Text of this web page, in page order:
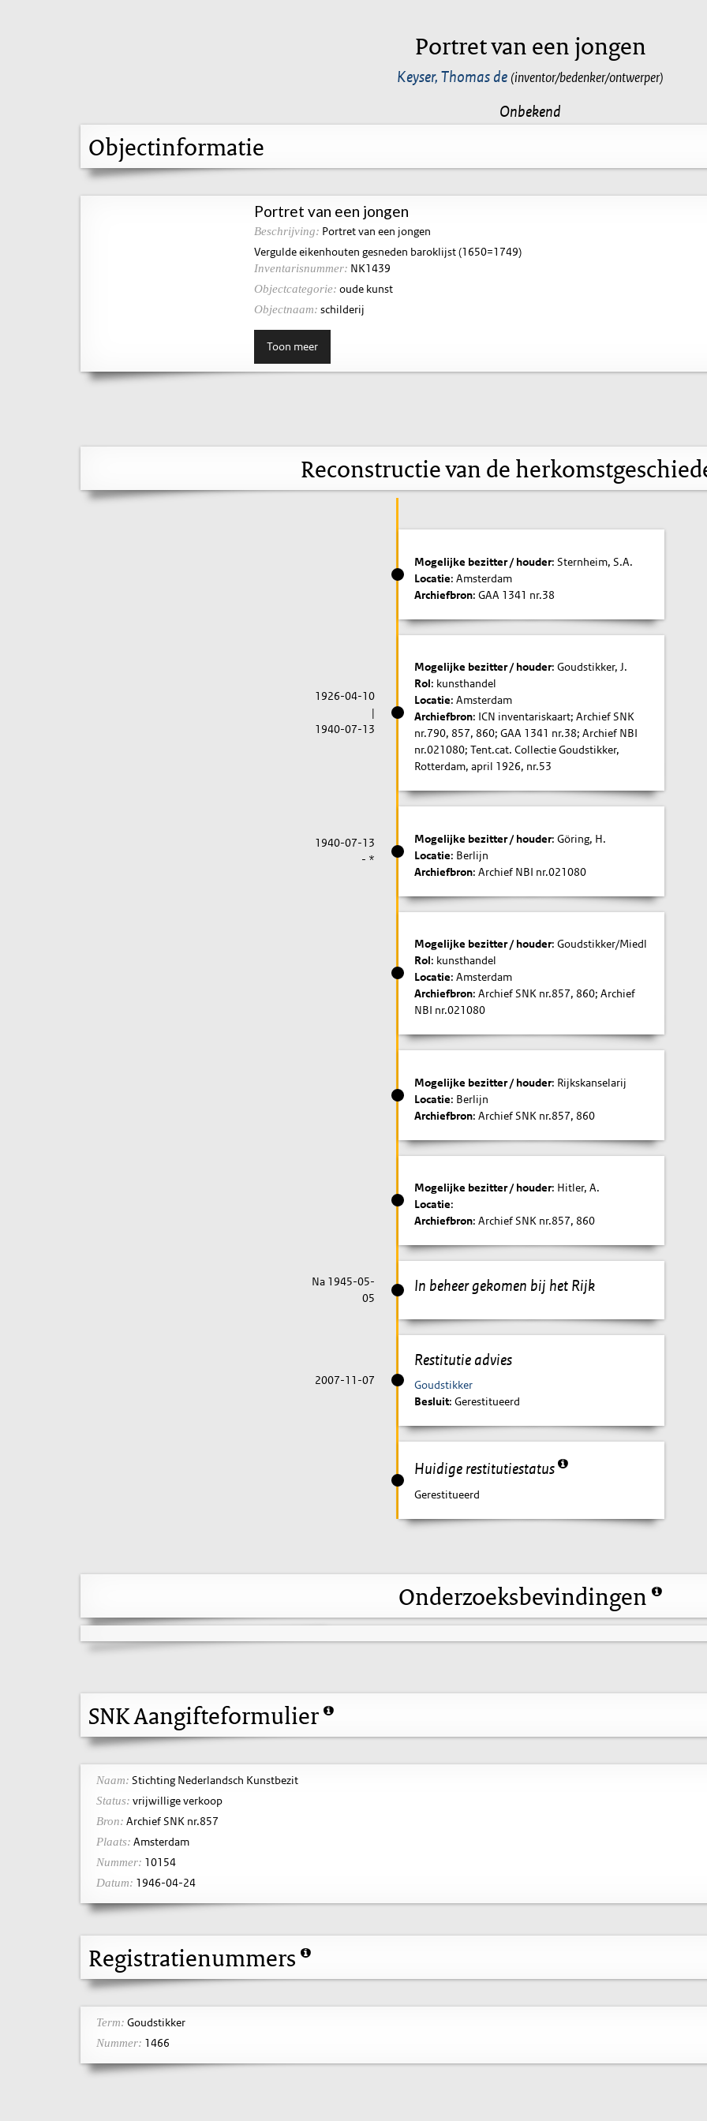
Portret van een jongen
Keyser, Thomas de (inventor/bedenker/ontwerper)
Onbekend
Objectinformatie
Portret van een jongen
Beschrijving: Portret van een jongen
Vergulde eikenhouten gesneden baroklijst (1650=1749)
Inventarisnummer: NK1439
Objectcategorie: oude kunst
Objectnaam: schilderij
Toon meer
Reconstructie van de
Mogelijke bezitter / houder: Sternheim, S.A.
Locatie: Amsterdam
Archiefbron: GAA 1341 nr.38
1926-04-10
|
1940-07-13
Mogelijke bezitter / houder: Goudstikker, J.
Rol: kunsthandel
Locatie: Amsterdam
Archiefbron: ICN inventariskaart; Archief SNK
nr.790, 857, 860; GAA 1341 nr.38; Archief NBI
nr.021080; Tent.cat. Collectie Goudstikker,
Rotterdam, april 1926, nr.53
1940-07-13
- *
Mogelijke bezitter / houder: Göring, H.
Locatie: Berlijn
Archiefbron: Archief NBI nr.021080
Mogelijke bezitter / houder: Goudstikker/Miedl
Rol: kunsthandel
Locatie: Amsterdam
Archiefbron: Archief SNK nr.857, 860; Archief
NBI nr.021080
Mogelijke bezitter / houder: Rijkskanselarij
Locatie: Berlijn
Archiefbron: Archief SNK nr.857, 860
Mogelijke bezitter / houder: Hitler, A.
Locatie:
Archiefbron: Archief SNK nr.857, 860
In beheer gekomen bij het Rijk
Na 1945-05-
05
Restitutie advies
2007-11-07
Goudstikker
Besluit: Gerestitueerd
Huidige restitutiestatus
Gerestitueerd
Onderzoeksbevindingen
SNK Aangifteformulier
Naam: Stichting Nederlandsch Kunstbezit
Status: vrijwillige verkoop
Bron: Archief SNK nr.857
Plaats: Amsterdam
Nummer: 10154
Datum: 1946-04-24
Registratienummers
Term: Goudstikker
Nummer: 1466